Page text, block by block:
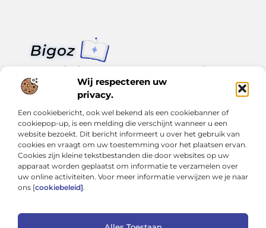
Wij respecteren uw
privacy.
Een cookiebericht, ook wel bekend als een cookiebanner of
cookiepop-up, is een melding die verschijnt wanneer u een
website bezoekt. Dit bericht informeert u over het gebruik van
cookies en vraagt om uw toestemming voor het plaatsen ervan.
Cookies zijn kleine tekstbestanden die door websites op uw
apparaat worden geplaatst om informatie te verzamelen over
uw online activiteiten. Voor meer informatie verwijzen we je naar
ons [cookiebeleid].
Van klein nieuws tot grote trends – alles op Bigoz.nl.
Lees inspirerende blogs en artikelen over het dagelijks leven,
actualiteit en meer.
Bericht categorie
Onze informatie